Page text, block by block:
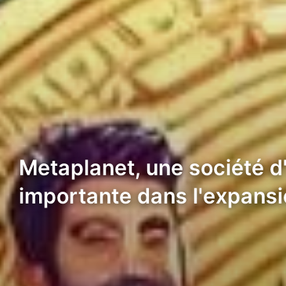
Metaplanet, une société
importante dans